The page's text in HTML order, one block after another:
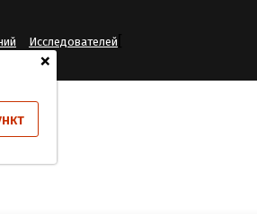
+
Исследователей